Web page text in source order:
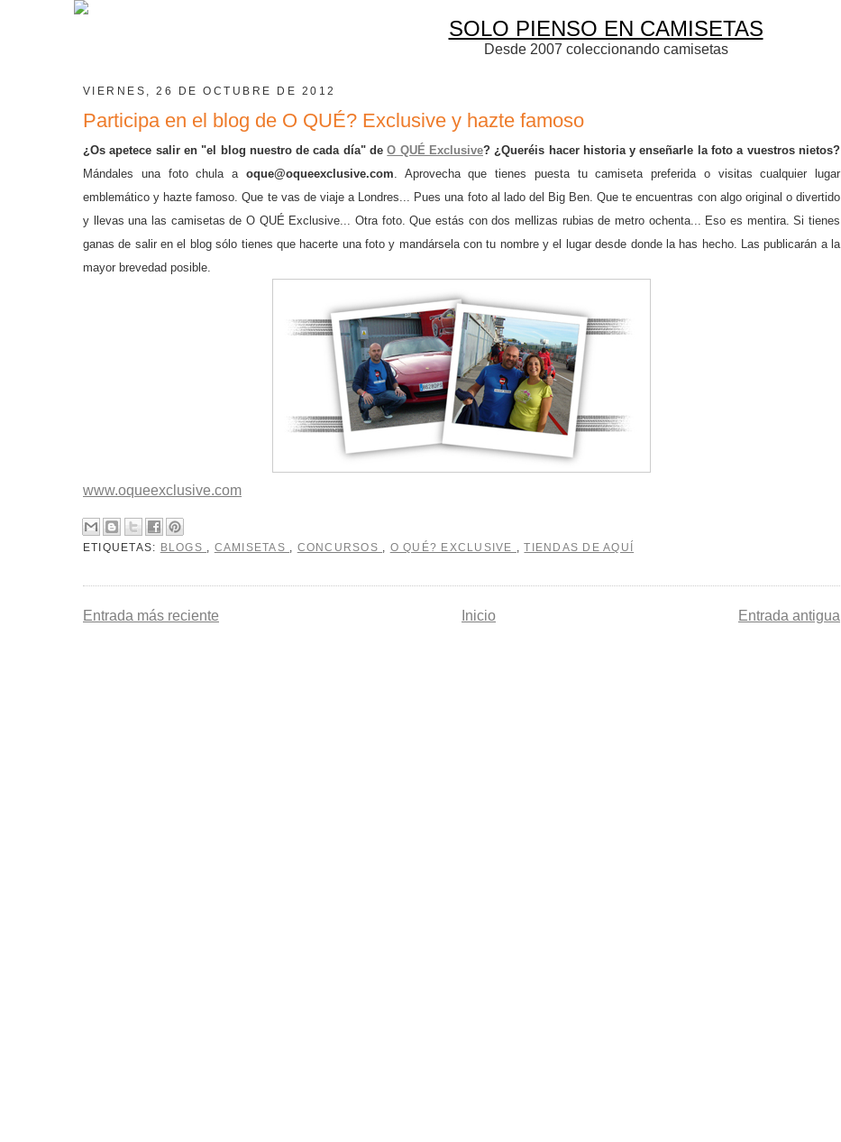
SOLO PIENSO EN CAMISETAS
Desde 2007 coleccionando camisetas
VIERNES, 26 DE OCTUBRE DE 2012
Participa en el blog de O QUÉ? Exclusive y hazte famoso
¿Os apetece salir en "el blog nuestro de cada día" deO QUÉ Exclusive? ¿Queréis hacer historia y enseñarle la foto a vuestros nietos?
Mándales una foto chula a oque@oqueexclusive.com . Aprovecha que tienes puesta tu camiseta preferida o visitas cualquier lugar
emblemático y hazte famoso. Que te vas de viaje a Londres... Pues una foto al lado del Big Ben . Que te encuentras con algo original o divertido
y llevas una las camisetas de O QUÉ Exclusive... Otra foto. Que estás con dos mellizas rubias de metro ochenta... Eso es mentira. Si tienes
ganas de salir enel blog sólo tienes que hacerte una foto y mandárselacon tu nombre y el lugar desde donde la has hecho. Laspublicarán a la
mayor brevedad posible
www.oqueexclusive.com
ETIQUETAS: BLOGS , CAMISETAS , CONCURSOS , O QUÉ? EXCLUSIVE ,TIENDAS DE AQUÍ
Entrada más reciente Entrada antigua
Inicio